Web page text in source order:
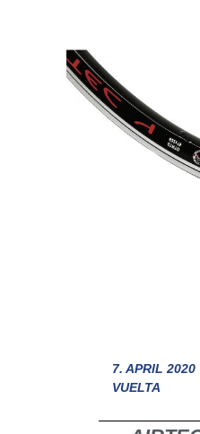
7. APRIL 2020
VUELTA